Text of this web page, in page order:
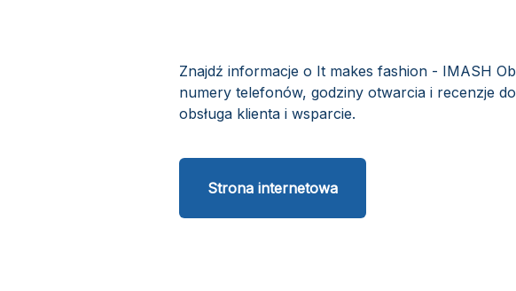
Znajdź informacje o It makes fashion - IMASH
numery telefonów, godziny otwarcia i recenzje
obsługa klienta i wsparcie.
Strona internetowa